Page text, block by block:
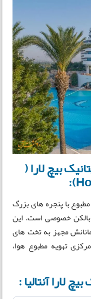
بیچ لارا (
با پنجره های بزرگ
خصوصی است. این
مجهز به تخت های
تهويه مطبوع هوا،
لارا آنتالیا :